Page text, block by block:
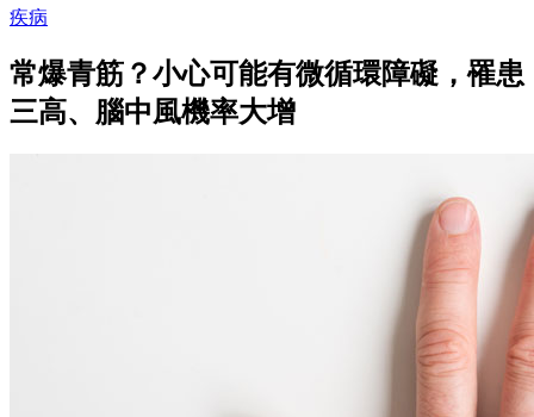
疾病
常爆青筋？小心可能有微循環障礙，罹患
三高、腦中風機率大增